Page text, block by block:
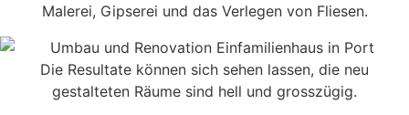
Malerei, Gipserei und das Verlegen von Fliesen.
Die Resultate können sich sehen lassen, die neu
gestalteten Räume sind hell und grosszügig.